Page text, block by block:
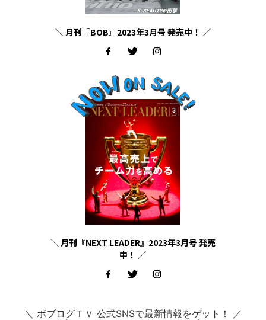
＼ 月刊『BOB』2023年3月号 発売中！ ／
＼ 月刊『NEXT LEADER』2023年3月号 発売
中！ ／
＼ ボブログＴＶ 公式SNSで最新情報をゲット！ ／